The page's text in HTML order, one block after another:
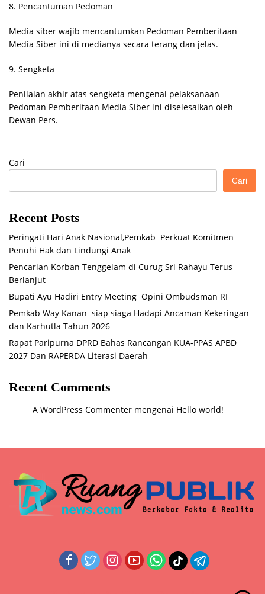
8. Pencantuman Pedoman
Media siber wajib mencantumkan Pedoman Pemberitaan
Media Siber ini di medianya secara terang dan jelas.
9. Sengketa
Penilaian akhir atas sengketa mengenai pelaksanaan
Pedoman Pemberitaan Media Siber ini diselesaikan oleh
Dewan Pers.
Cari
Cari
Recent Posts
Peringati Hari Anak Nasional,Pemkab Perkuat Komitmen
Penuhi Hak dan Lindungi Anak
Pencarian Korban Tenggelam di Curug Sri Rahayu Terus
Berlanjut
Bupati Ayu Hadiri Entry Meeting Opini Ombudsman RI
Pemkab Way Kanan siap siaga Hadapi Ancaman Kekeringan
dan Karhutla Tahun 2026
Rapat Paripurna DPRD Bahas Rancangan KUA-PPAS APBD
2027 Dan RAPERDA Literasi Daerah
Recent Comments
A WordPress Commenter mengenai Hello world!